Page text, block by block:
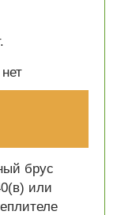
нет
брус
или